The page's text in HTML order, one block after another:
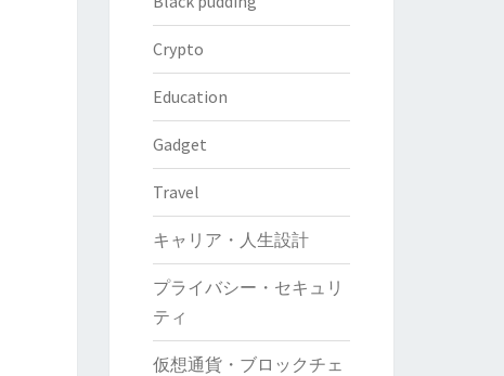
Crypto
Education
Gadget
Travel
キャリア・人生設計
プライバシー・セキュリ
ティ
仮想通貨・ブロックチェ